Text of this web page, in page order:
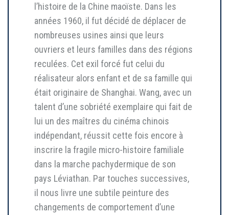
l’histoire de la Chine maoïste. Dans les
années 1960, il fut décidé de déplacer de
nombreuses usines ainsi que leurs
ouvriers et leurs familles dans des régions
reculées. Cet exil forcé fut celui du
réalisateur alors enfant et de sa famille qui
était originaire de Shanghai. Wang, avec un
talent d’une sobriété exemplaire qui fait de
lui un des maîtres du cinéma chinois
indépendant, réussit cette fois encore à
inscrire la fragile micro-histoire familiale
dans la marche pachydermique de son
pays Léviathan. Par touches successives,
il nous livre une subtile peinture des
changements de comportement d’une